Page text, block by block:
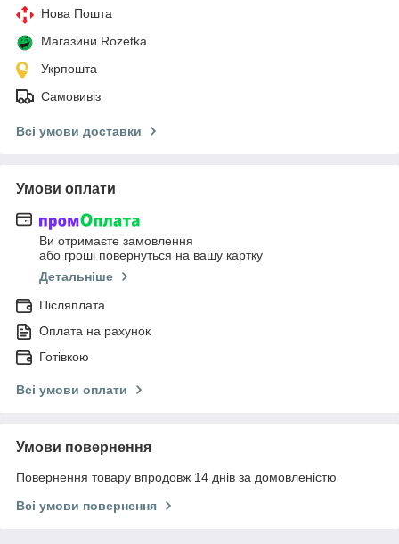
Нова Пошта
Магазини Rozetka
Укрпошта
Самовивіз
Всі умови доставки
Умови оплати
Ви отримаєте замовлення
або гроші повернуться на вашу картку
Детальніше
Післяплата
Оплата на рахунок
Готівкою
Всі умови оплати
Умови повернення
Повернення товару впродовж 14 днів за домовленістю
Всі умови повернення